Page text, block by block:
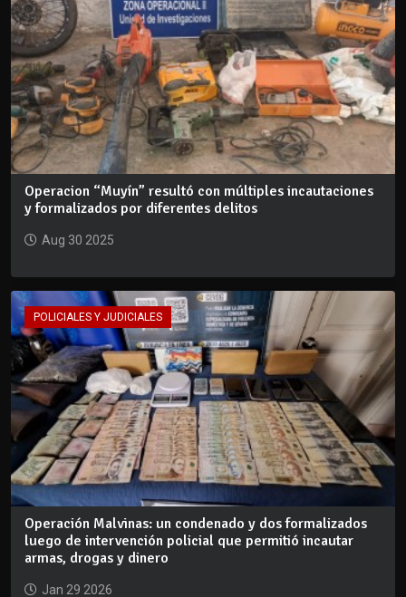
Operacion “Muyín” resultó con múltiples incautaciones
y formalizados por diferentes delitos
Aug 30 2025
POLICIALES Y JUDICIALES
Operación Malvinas: un condenado y dos formalizados
luego de intervención policial que permitió incautar
armas, drogas y dinero
Jan 29 2026